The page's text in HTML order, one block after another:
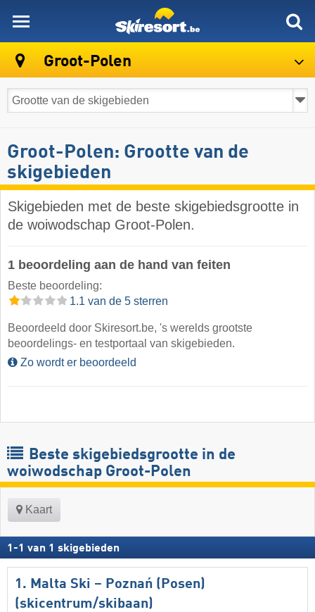
Groot-Polen
Groot-Polen: Grootte van de
skigebieden
Skigebieden met de beste skigebiedsgrootte in
de woiwodschap Groot-Polen.
1 beoordeling aan de hand van feiten
Beste beoordeling:
1.1 van de 5 sterren
Beoordeeld door Skiresort.be, 's werelds grootste
beoordelings- en testportaal van skigebieden.
Zo wordt er beoordeeld
Beste skigebiedsgrootte in de
woiwodschap Groot-Polen
Kaart
1 -1 van 1 skigebieden
1. Malta Ski – Poznań (Posen)
(skicentrum/skibaan)